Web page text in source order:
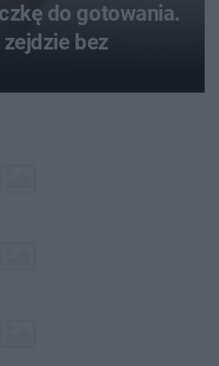
do gotowania.
bez